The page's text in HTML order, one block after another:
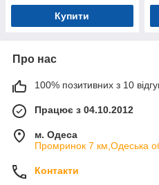
Купити
Про нас
100% позитивних з 10
Працює з 04.10.2012
м. Одеса
Промринок 7 км,Одеська
Контакти